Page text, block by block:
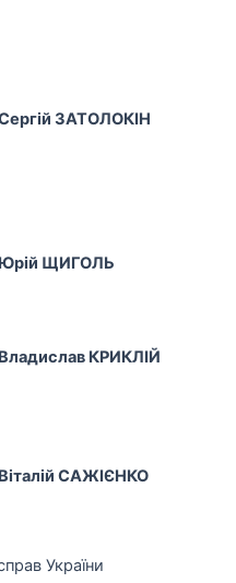
ЗАТОЛОКІН
Юрій ЩИГОЛЬ
Владислав КРИКЛІЙ
Віталій САЖІЄНКО
України